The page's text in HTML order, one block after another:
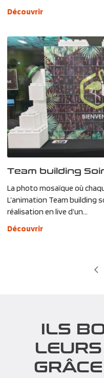
Découvrir
Team building
La photo mosaïque où
L’animation Team building
réalisation en live d’un...
Découvrir
ILS